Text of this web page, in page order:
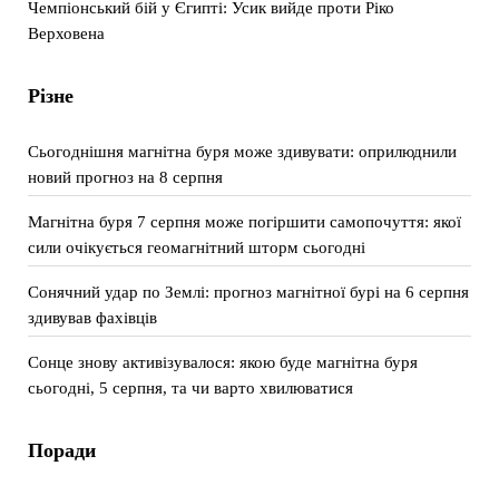
Чемпіонський бій у Єгипті: Усик вийде проти Ріко
Верховена
Різне
Сьогоднішня магнітна буря може здивувати: оприлюднили
новий прогноз на 8 серпня
Магнітна буря 7 серпня може погіршити самопочуття: якої
сили очікується геомагнітний шторм сьогодні
Сонячний удар по Землі: прогноз магнітної бурі на 6 серпня
здивував фахівців
Сонце знову активізувалося: якою буде магнітна буря
сьогодні, 5 серпня, та чи варто хвилюватися
Поради